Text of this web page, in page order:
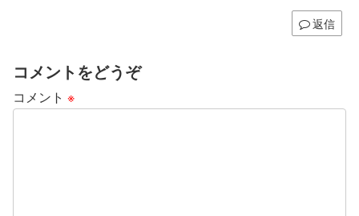
返信
コメントをどうぞ
コメント ※